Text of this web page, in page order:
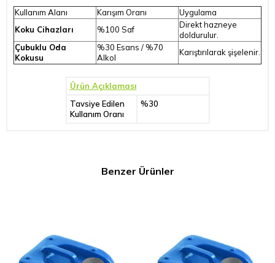
Kullanım Alanı
Karışım Oranı
Uygulama
Koku Cihazları
%100 Saf
Direkt hazneye
doldurulur.
Çubuklu Oda
Kokusu
%30 Esans / %70
Alkol
Karıştırılarak şişelenir.
Ürün Açıklaması
Tavsiye Edilen
Kullanım Oranı
%30
Benzer Ürünler